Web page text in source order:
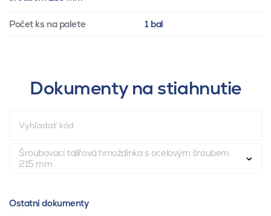
Počet ks na palete 1 bal
Dokumenty na stiahnutie
Šroubovací talířová hmoždinka s ocelovým šroubem
215 mm
Ostatní dokumenty